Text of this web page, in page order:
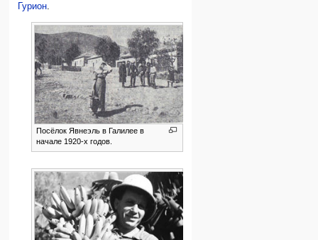
Гурион
Посёлок Явнеэль в Галилее в
начале 1920-х годов.